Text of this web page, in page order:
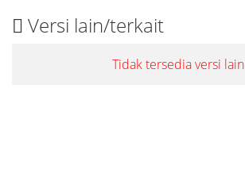
Versi lain/terkait
Tidak tersedia versi lain